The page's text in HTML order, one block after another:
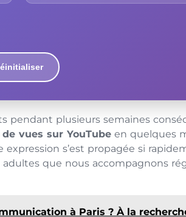
pendant plusieurs semaines
vues sur YouTube en quelques
s’est propagée si
que nous accompagnons
à Paris ? À la